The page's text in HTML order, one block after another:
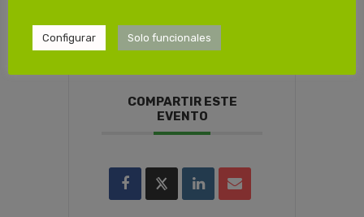
COMPARTIR ESTE
EVENTO
Configurar Solo funcionales